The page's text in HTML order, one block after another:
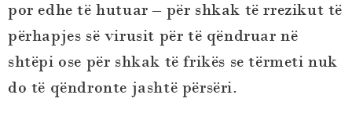
por edhe të hutuar – për shkak të rrezikut të
përhapjes së virusit për të qëndruar në
shtëpi ose për shkak të frikës se tërmeti nuk
do të qëndronte jashtë përsëri.